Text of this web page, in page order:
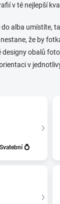
v té nejlepší
alba umístíte,
že by
designy obalů
v
Svatební 💍